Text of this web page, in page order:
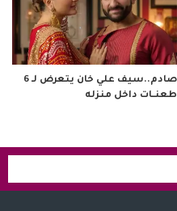
صادم..سيف علي خان يتعرض لـ 6
طعنــات داخل منزله